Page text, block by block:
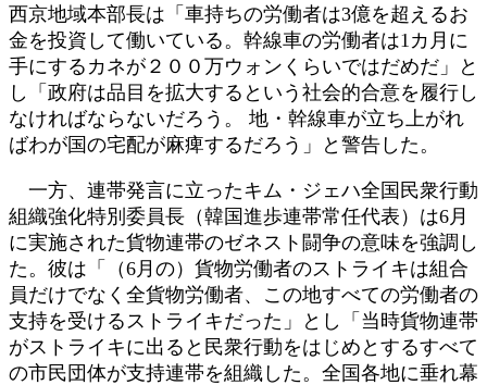
西京地域本部長は「車持ちの労働者は3億を超えるお
金を投資して働いている。幹線車の労働者は1カ月に
手にするカネが２００万ウォンくらいではだめだ」と
し「政府は品目を拡大するという社会的合意を履行し
なければならないだろう。 地・幹線車が立ち上がれ
ばわが国の宅配が麻痺するだろう」と警告した。
一方、連帯発言に立ったキム・ジェハ全国民衆行動
組織強化特別委員長（韓国進歩連帯常任代表）は6月
に実施された貨物連帯のゼネスト闘争の意味を強調し
た。彼は「（6月の）貨物労働者のストライキは組合
員だけでなく全貨物労働者、この地すべての労働者の
支持を受けるストライキだった」とし「当時貨物連帯
がストライキに出ると民衆行動をはじめとするすべて
の市民団体が支持連帯を組織した。全国各地に垂れ幕